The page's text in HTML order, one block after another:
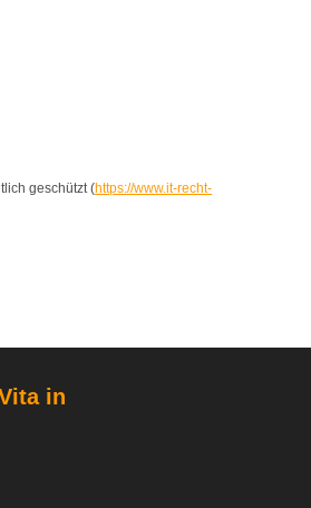
geschützt (https://www.it-recht-
in